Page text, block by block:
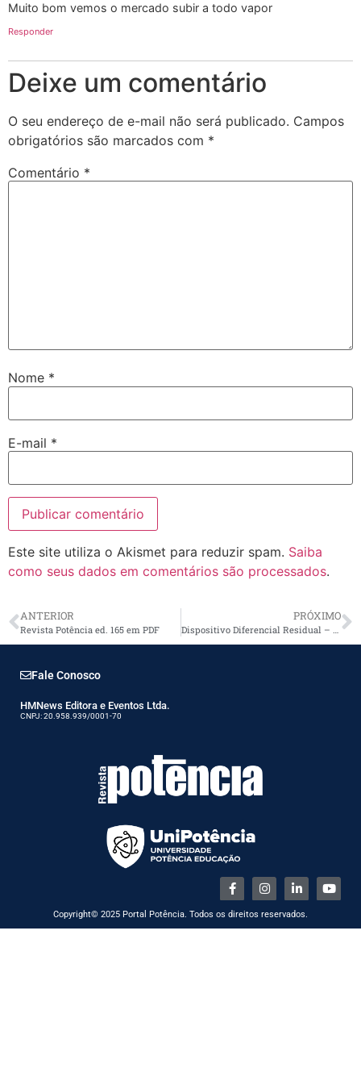
Muito bom vemos o mercado subir a todo vapor
Responder
Deixe um comentário
O seu endereço de e-mail não será publicado. Campos
obrigatórios são marcados com *
Comentário *
Nome *
E-mail *
Este site utiliza o Akismet para reduzir spam. Saiba
como seus dados em comentários são processados.
ANTERIOR
Revista Potência ed. 165 em PDF
PRÓXIMO
Dispositivo Diferencial Residual – DR | TECNOFLIX
Fale Conosco
HMNews Editora e Eventos Ltda.
CNPJ: 20.958.939/0001-70
Copyright© 2025 Portal Potência. Todos os direitos reservados.